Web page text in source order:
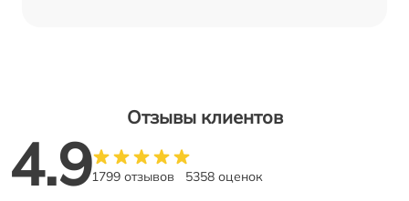
Отзывы клиентов
4.91799 отзывов 5358 оценок